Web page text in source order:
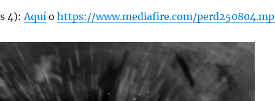
4):Aquío https://www.mediafire.com/